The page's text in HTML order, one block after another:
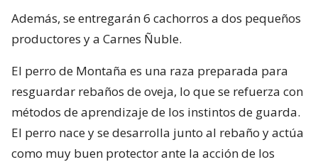
Además, se entregarán 6 cachorros a dos pequeños
productores y a Carnes Ñuble.
El perro de Montaña es una raza preparada para
resguardar rebaños de oveja, lo que se refuerza con
métodos de aprendizaje de los instintos de guarda.
El perro nace y se desarrolla junto al rebaño y actúa
como muy buen protector ante la acción de los